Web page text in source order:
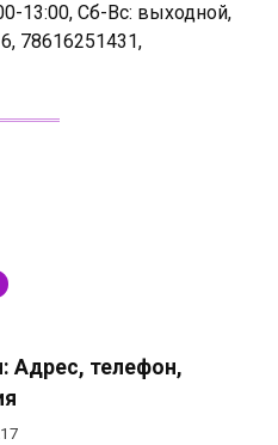
13:00, Сб-Вс: выходной,
78616251431,
Адрес, телефон,